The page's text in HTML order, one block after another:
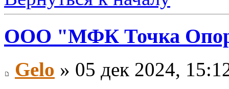
ООО "МФК Точка
Gelo » 05 дек 2024,